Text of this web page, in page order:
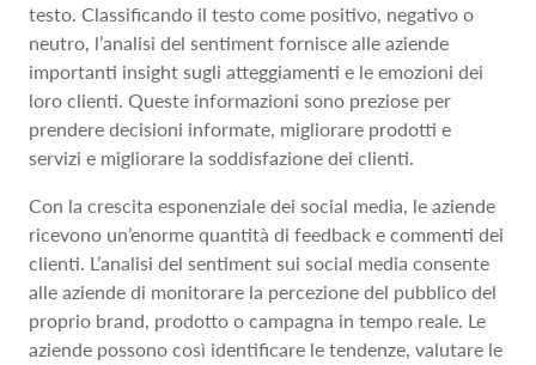
testo. Classificando il testo come positivo, negativo o
neutro, l’analisi del sentiment fornisce alle aziende
importanti insight sugli atteggiamenti e le emozioni dei
loro clienti. Queste informazioni sono preziose per
prendere decisioni informate, migliorare prodotti e
servizi e migliorare la soddisfazione dei clienti.
Con la crescita esponenziale dei social media, le aziende
ricevono un’enorme quantità di feedback e commenti dei
clienti. L’analisi del sentiment sui social media consente
alle aziende di monitorare la percezione del pubblico del
proprio brand, prodotto o campagna in tempo reale. Le
aziende possono così identificare le tendenze, valutare le